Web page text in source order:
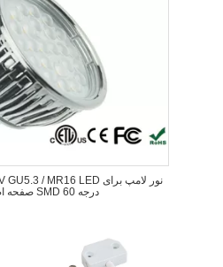
صفحه اصلی 5 وات SMD 60 درجه